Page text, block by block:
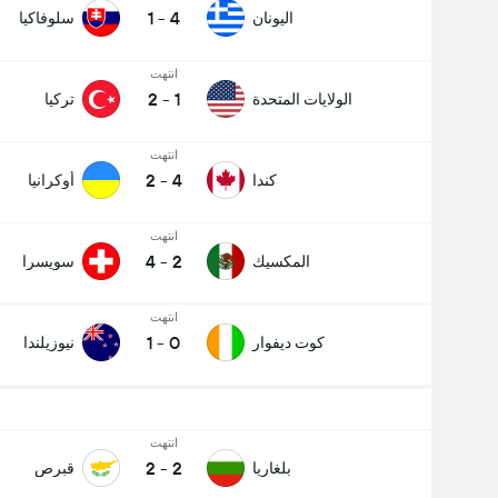
اليونان 4
-
1 سلوفاكيا
الولايات المتحدة
انتهت
1
-
2 تركيا
كندا
انتهت
4
-
2 أوكرانيا
المكسيك
انتهت
2
-
4 سويسرا
كوت ديفوار
انتهت
0
-
1 نيوزيلندا
بلغاريا
انتهت
2
-
2 قبرص